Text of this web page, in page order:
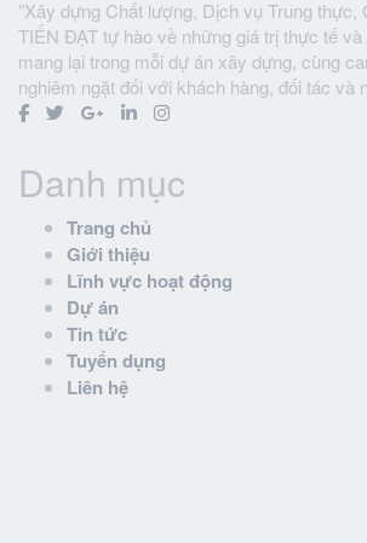
"Xây dựng Chất lượng, Dịch vụ Trung thực,
TIẾN ĐẠT tự hào về những giá trị thực tế
mang lại trong mỗi dự án xây dựng, cùng
nghiêm ngặt đối với khách hàng, đối tác và
Danh mục
Trang chủ
Giới thiệu
Lĩnh vực hoạt động
Dự án
Tin tức
Tuyển dụng
Liên hệ